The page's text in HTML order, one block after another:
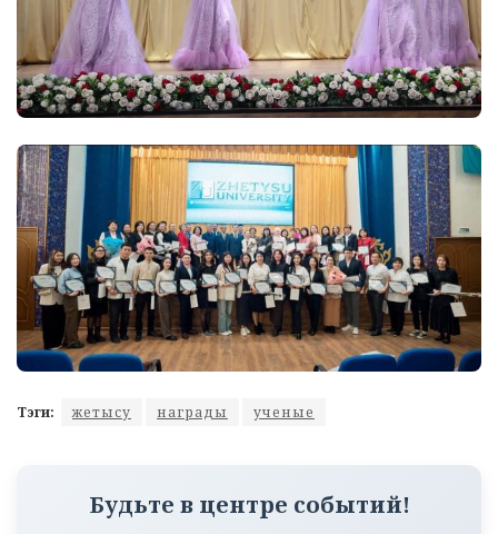
Тэги: жетысу награды ученые
Будьте в центре событий!